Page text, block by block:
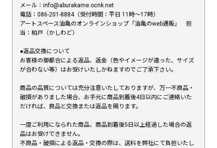
メール：info@aburakame.ocnk.net
電話：086-201-8884（受付時間：平日 11時〜17時）
アートスペース油亀のオンラインショップ「油亀のweb通販」 担
当：柏戸（かしわど）
●返品交換について
お客様の御都合による返品、返金（色やイメージが違った、サイズ
が合わない等）はお受けいたしかねますのでご了承下さい。
商品の品質については充分注意いたしておりますが、万一不良品・
破損がありました場合、お手元に商品到着後4日以内にご連絡いた
だければ、良品と交換または返品を賜ります。
一度ご利用になられた商品、商品到着後5日以上経過した場合の返
品はお受けできません。
不良品・破損による返品・交換の際は、送料を弊社にて負担いたし